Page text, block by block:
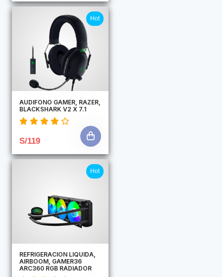
Hot
AUDIFONO GAMER, RAZER,
BLACKSHARK V2 X 7.1
S/119
Hot
REFRIGERACION LIQUIDA,
AIRBOOM, GAMER36
ARC360 RGB RADIADOR